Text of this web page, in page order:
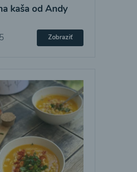
kaša od Andy
Zobraziť